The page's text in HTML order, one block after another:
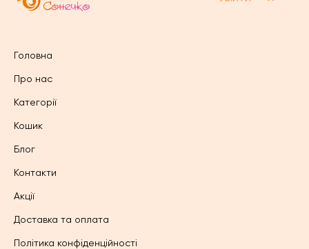
Головна
Про нас
Категорії
Кошик
Блог
Контакти
Акції
Доставка та оплата
Політика конфіденційності